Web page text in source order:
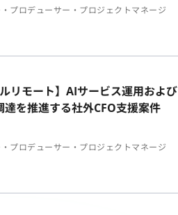
プロデューサー・プロジェクトマネージ
リモート】AIサービス運用および
達を推進する社外CFO支援案件
プロデューサー・プロジェクトマネージ